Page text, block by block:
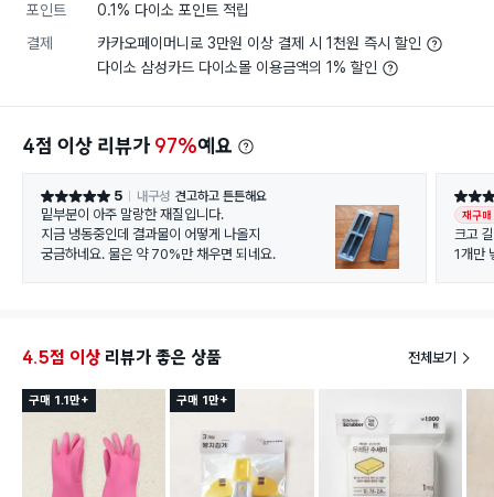
포인트
0.1% 다이소 포인트 적립
결제
카카오페이머니로 3만원 이상 결제 시 1천원 즉시 할인
다이소 삼성카드 다이소몰 이용금액의 1% 할인
4점 이상 리뷰가 97%예요
별점 5점 5 내구성 견고하고 튼튼해요
밑부분이 아주 말랑한 재질입니다.
지금 냉동중인데 결과물이 어떻게 나올지
궁금하네요. 물은 약 70%만 채우면 되네요.
별점 5
재구매
크고
1개만
4.5점 이상 리뷰가 좋은 상품 전체보기
구매 1.1만+ 구매 1만+